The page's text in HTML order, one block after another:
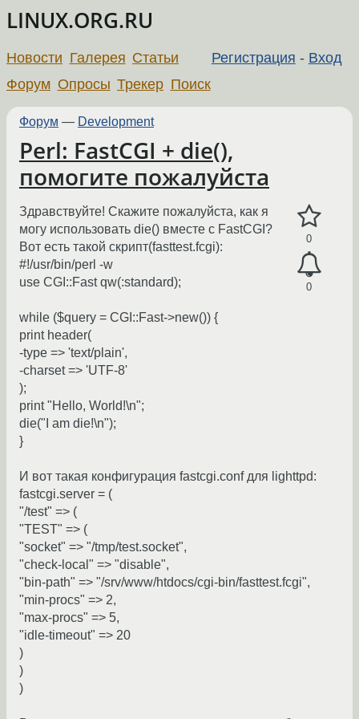
LINUX.ORG.RU
Регистрация - Вход
Новости Галерея Статьи
Форум Опросы Трекер Поиск
Форум — Development
Perl: FastCGI + die(),
помогите пожалуйста
0
0
Здравствуйте! Скажите пожалуйста, как я
могу использовать die() вместе с FastCGI?
Вот есть такой скрипт(fasttest.fcgi):
#!/usr/bin/perl -w
use CGI::Fast qw(:standard);
while ($query = CGI::Fast->new()) {
print header(
-type => 'text/plain',
-charset => 'UTF-8'
);
print "Hello, World!\n";
die("I am die!\n");
}
И вот такая конфигурация fastcgi.conf для lighttpd:
fastcgi.server = (
"/test" => (
"TEST" => (
"socket" => "/tmp/test.socket",
"check-local" => "disable",
"bin-path" => "/srv/www/htdocs/cgi-bin/fasttest.fcgi",
"min-procs" => 2,
"max-procs" => 5,
"idle-timeout" => 20
)
)
)